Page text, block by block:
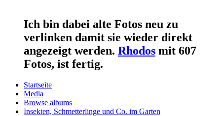
Ich bin dabei alte Fotos neu zu
verlinken damit sie wieder direkt
angezeigt werden. Rhodos mit 607
Fotos, ist fertig.
Startseite
Media
Browse albums
Insekten, Schmetterlinge und Co. im Garten